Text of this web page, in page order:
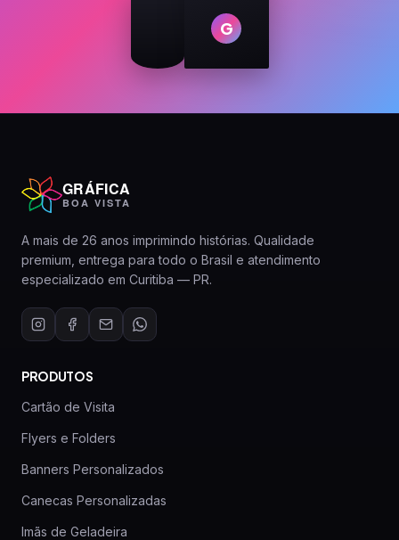
G
GRÁFICA
BOA VISTA
A mais de 26 anos imprimindo histórias. Qualidade
premium, entrega para todo o Brasil e atendimento
especializado em Curitiba — PR.
PRODUTOS
Cartão de Visita
Flyers e Folders
Banners Personalizados
Canecas Personalizadas
Imãs de Geladeira